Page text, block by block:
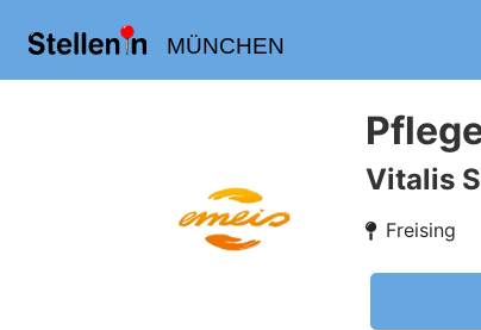
MÜNCHEN
Vitalis
Freising